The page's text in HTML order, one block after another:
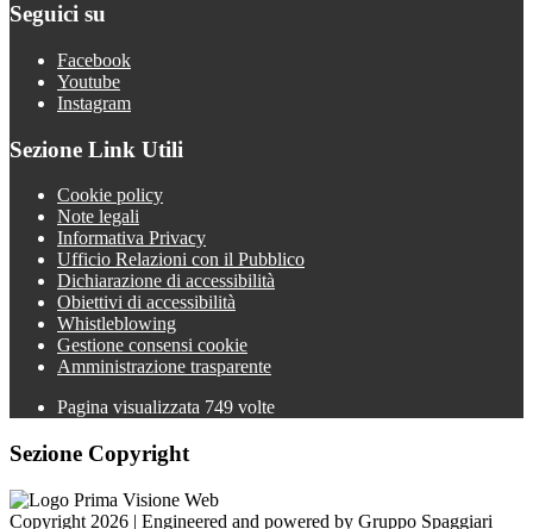
Seguici su
Facebook
Youtube
Instagram
Sezione Link Utili
Cookie policy
Note legali
Informativa Privacy
Ufficio Relazioni con il Pubblico
Dichiarazione di accessibilità
Obiettivi di accessibilità
Whistleblowing
Gestione consensi cookie
Amministrazione trasparente
Pagina visualizzata 749 volte
Sezione Copyright
Copyright 2026 | Engineered and powered by Gruppo Spaggiari